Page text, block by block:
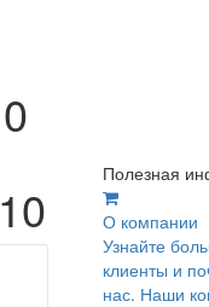
Полезная
О компании
Узнайте
клиенты и
нас. Наши